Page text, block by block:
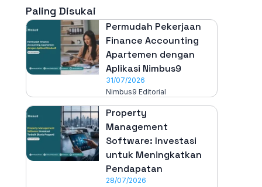
Paling Disukai
Permudah Pekerjaan
Finance Accounting
Apartemen dengan
Aplikasi Nimbus9
31/07/2026
Nimbus9 Editorial
Property
Management
Software: Investasi
untuk Meningkatkan
Pendapatan
28/07/2026